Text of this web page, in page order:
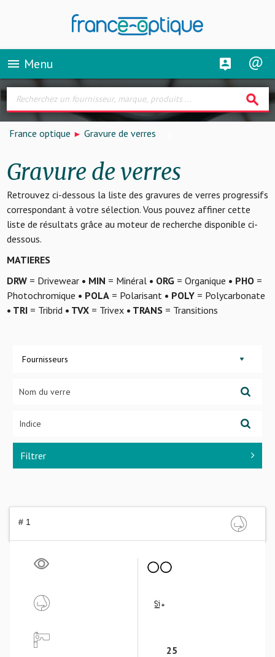
menu Menu
search
France optique Gravure de verres
Gravure de verres
Retrouvez ci-dessous la liste des gravures de verres progressifs
correspondant à votre sélection. Vous pouvez affiner cette
liste de résultats grâce au moteur de recherche disponible ci-
dessous.
MATIERES
DRW= Drivewear • MIN = Minéral • ORG= Organique • PHO=
Photochromique • POLA= Polarisant • POLY= Polycarbonate
• TRI= Tribrid • TVX= Trivex • TRANS= Transitions
Fournisseurs
Filtrer
# 1
25